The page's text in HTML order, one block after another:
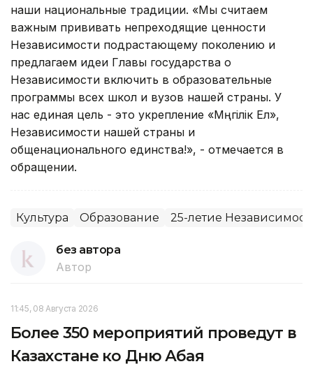
наши национальные традиции. «Мы считаем
важным прививать непреходящие ценности
Независимости подрастающему поколению и
предлагаем идеи Главы государства о
Независимости включить в образовательные
программы всех школ и вузов нашей страны. У
нас единая цель - это укрепление «Мәңгілік Ел»,
Независимости нашей страны и
общенационального единства!», - отмечается в
обращении.
Культура Образование 25-летие
без автора
Автор
11:45, 08 Августа 2026
Более 350 мероприятий проведут в
Казахстане ко Дню Абая